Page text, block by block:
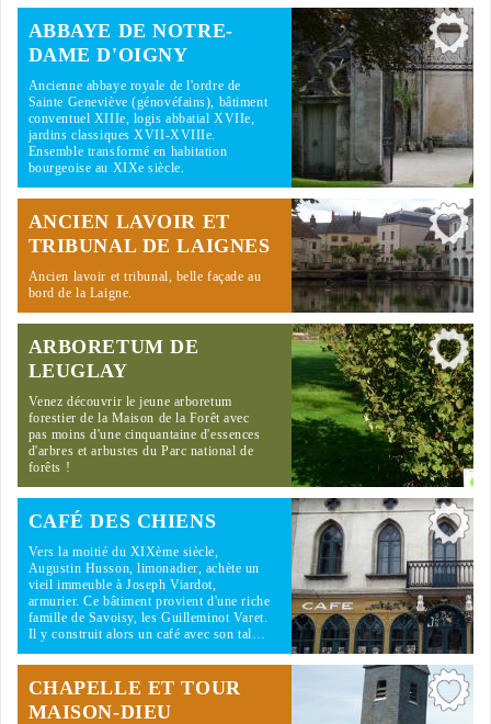
ABBAYE DE NOTRE-
DAME D'OIGNY
Ancienne abbaye royale de l'ordre de
Sainte Geneviève (génovéfains), bâtiment
conventuel XIIIe, logis abbatial XVIIe,
jardins classiques XVII-XVIIIe.
Ensemble transformé en habitation
bourgeoise au XIXe siècle.
ANCIEN LAVOIR ET
TRIBUNAL DE LAIGNES
Ancien lavoir et tribunal, belle façade au
bord de la Laigne.
ARBORETUM DE
LEUGLAY
Venez découvrir le jeune arboretum
forestier de la Maison de la Forêt avec
pas moins d'une cinquantaine d'essences
d'arbres et arbustes du Parc national de
forêts !
CAFÉ DES CHIENS
Vers la moitié du XIXème siècle,
Augustin Husson, limonadier, achète un
vieil immeuble à Joseph Viardot,
armurier. Ce bâtiment provient d'une riche
famille de Savoisy, les Guilleminot Varet.
Il y construit alors un café avec son tal…
CHAPELLE ET TOUR
MAISON-DIEU